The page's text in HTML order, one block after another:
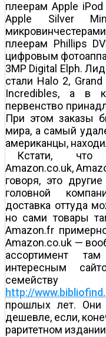
плеерам Apple
Apple Silver
плеерам Phillips
цифровым
3MP Digital Elph.
стали Halo 2,
Incredibles, а в
первенство
При этом заказы
мира, а самый
американцы,
Кстати, что
Amazon.co.uk,
говоря, это
головной
доставка оттуда
но сами товары
Amazon.fr
Amazon.co.uk —
ассортимент
интересным
семейству
http://
прошлых лет. Они
дешевле, если,
раритетном